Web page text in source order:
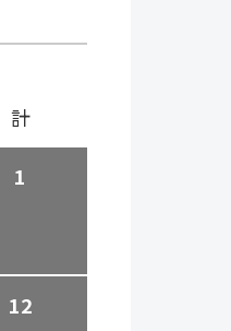
計
1
12